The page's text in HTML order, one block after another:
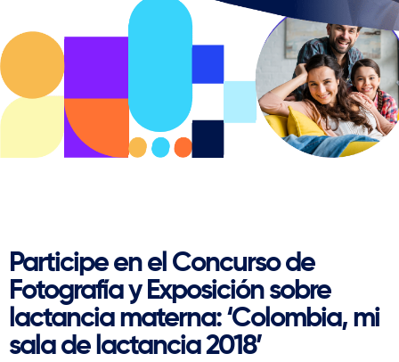
Participe en el Concurso de
Fotografía y Exposición sobre
lactancia materna: ‘Colombia, mi
sala de lactancia 2018’